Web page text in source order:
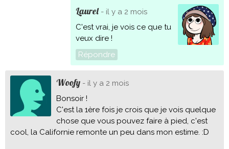
Laurel- il y a 2 mois
C'est vrai, je vois ce que tu
veux dire !
Répondre
Woofy - il y a 2 mois
Bonsoir !
C'est la 1ère fois je crois que je vois quelque
chose que vous pouvez faire à pied, c'est
cool, la Californie remonte un peu dans mon estime. :D